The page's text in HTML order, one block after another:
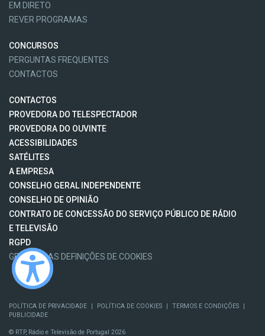
EM DIRETO
REVER PROGRAMAS
CONCURSOS
PERGUNTAS FREQUENTES
CONTACTOS
CONTACTOS
PROVEDORA DO TELESPECTADOR
PROVEDORA DO OUVINTE
ACESSIBILIDADES
SATÉLITES
A EMPRESA
CONSELHO GERAL INDEPENDENTE
CONSELHO DE OPINIÃO
CONTRATO DE CONCESSÃO DO SERVIÇO PÚBLICO DE RÁDIO
E TELEVISÃO
RGPD
GESTÃO DAS DEFINIÇÕES DE COOKIES
POLÍTICA DE PRIVACIDADE | POLÍTICA DE COOKIES | TERMOS E CONDIÇÕES
|
PUBLICIDADE
© RTP, Rádio e Televisão de Portugal 2026